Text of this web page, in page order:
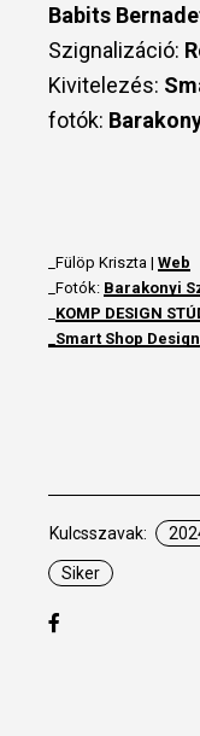
Babits
Szignalizáció:
Kivitelezés:
fotók:
_Fülöp Kriszta |Web
_Fotók: Barakonyi
KOMP DESIGN
Smart Shop Design
Kulcsszavak:
Siker